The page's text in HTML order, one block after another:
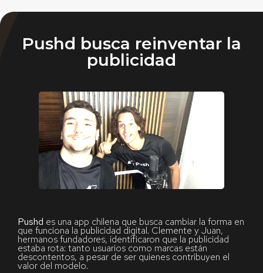
Pushd busca reinventar la
publicidad​
Pushd es una app chilena que busca cambiar la forma en
que funciona la publicidad digital. Clemente y Juan,
hermanos fundadores, identificaron que la publicidad
estaba rota: tanto usuarios como marcas están
descontentos, a pesar de ser quienes contribuyen el
valor del modelo.